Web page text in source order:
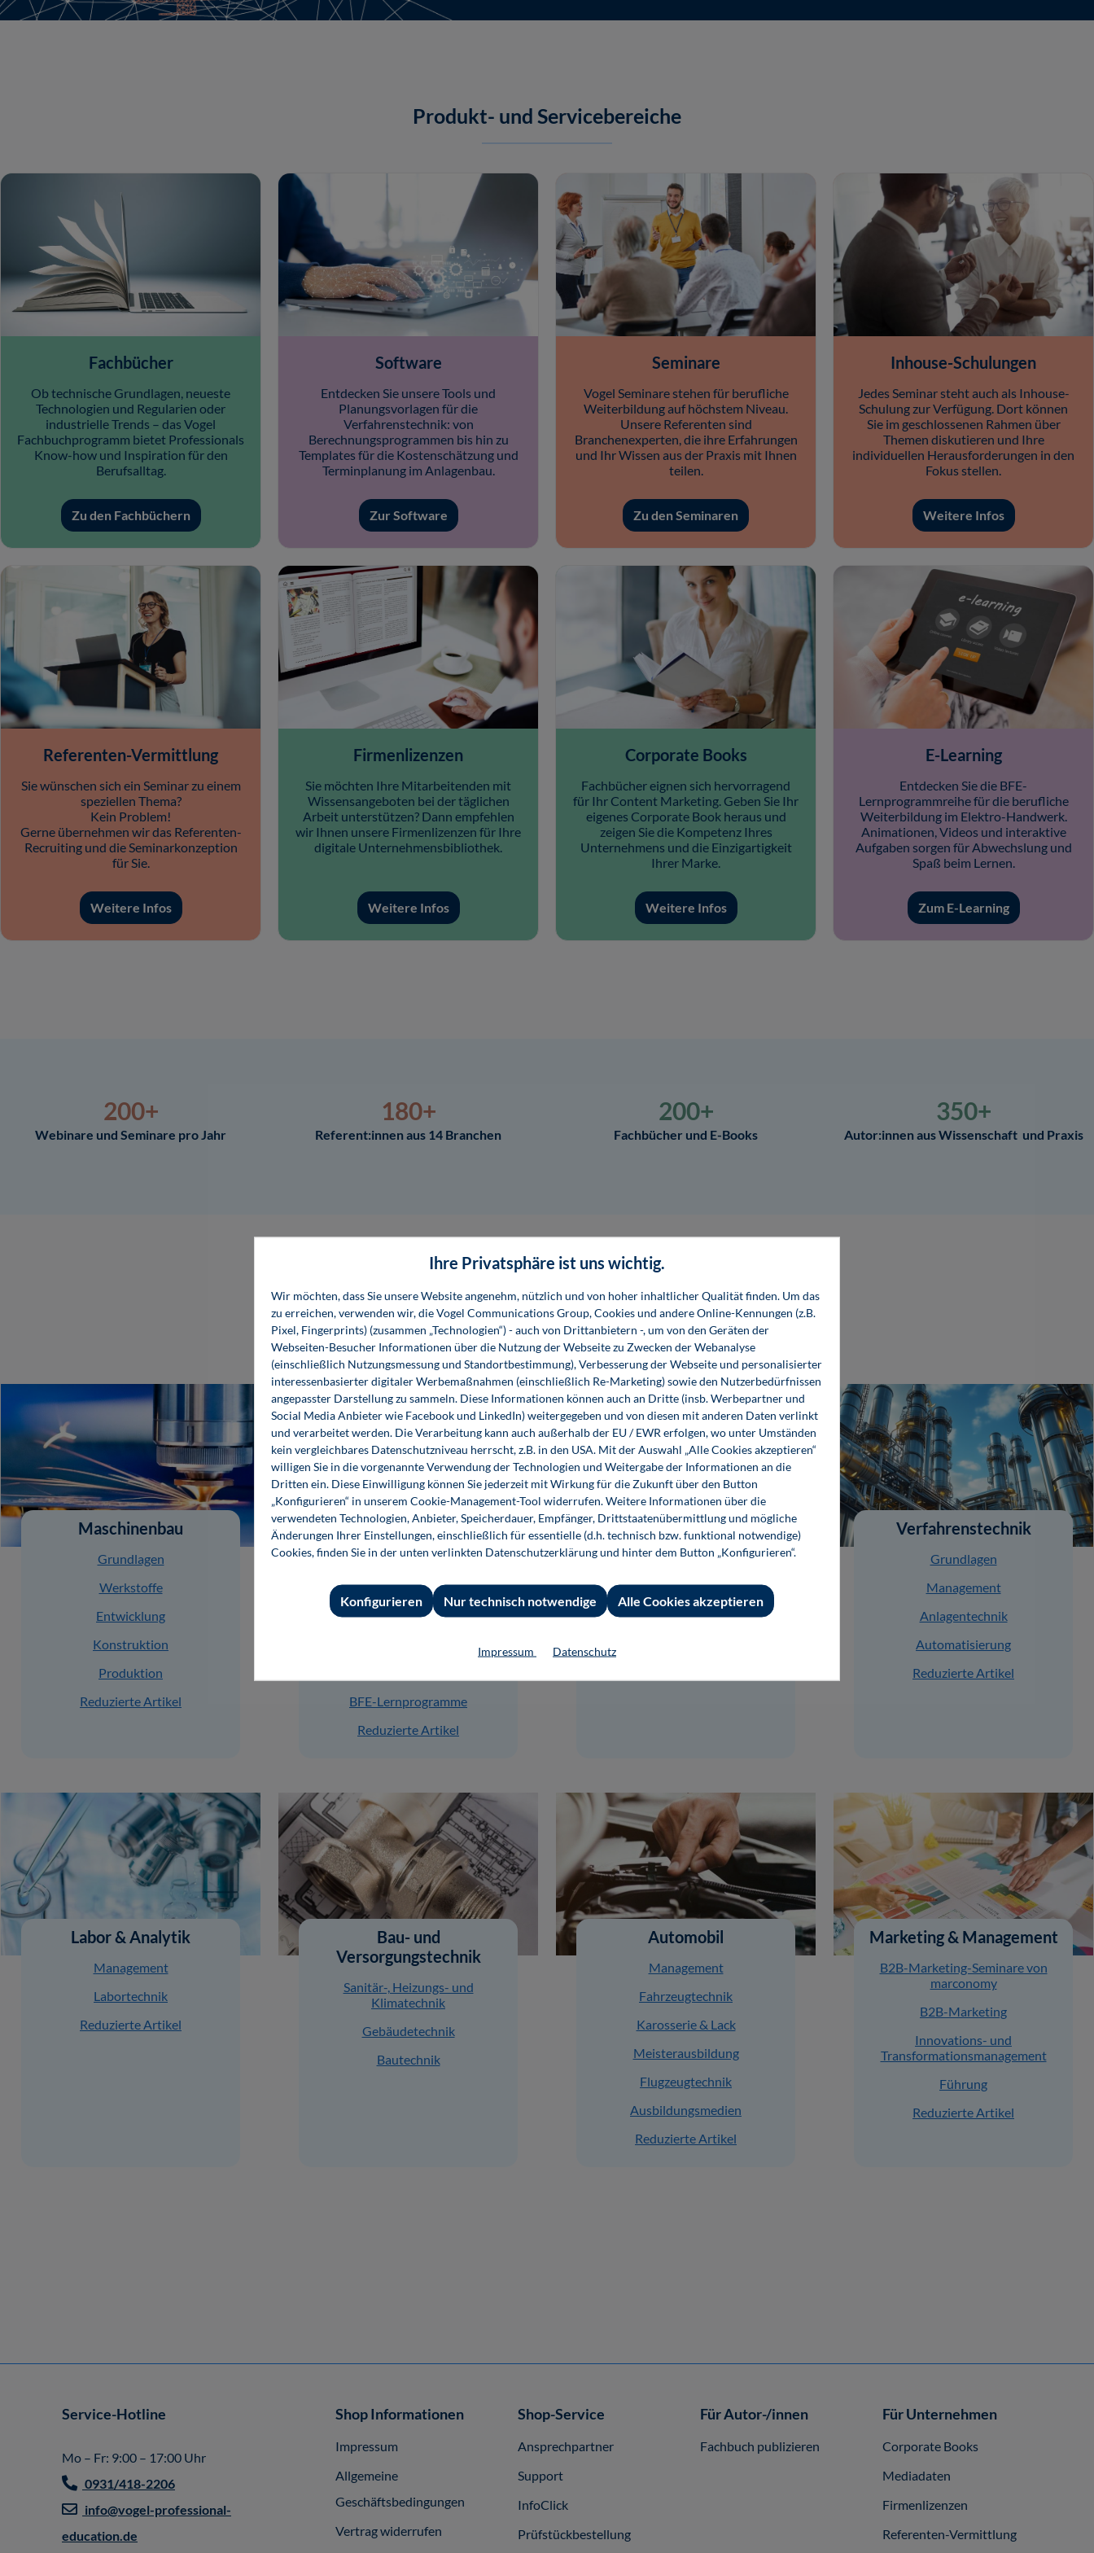
Produkt- und Servicebereiche
Fachbücher
Ob technische Grundlagen, neueste
Technologien und Regularien oder
industrielle Trends – das Vogel
Fachbuchprogramm bietet Professionals
Know-how und Inspiration für den
Berufsalltag.
Zu den Fachbüchern
Software
Entdecken Sie unsere Tools und
Planungsvorlagen für die
Verfahrenstechnik: von
Berechnungsprogrammen bis hin zu
Templates für die Kostenschätzung und
Terminplanung im Anlagenbau.
Zur Software
Seminare
Vogel Seminare stehen für berufliche
Weiterbildung auf höchstem Niveau.
Unsere Referenten sind
Branchenexperten, die ihre Erfahrungen
und Ihr Wissen aus der Praxis mit Ihnen
teilen.
Zu den Seminaren
Inhouse-Schulungen
Jedes Seminar steht auch als Inhouse-
Schulung zur Verfügung. Dort können
Sie im geschlossenen Rahmen über
Themen diskutieren und Ihre
individuellen Herausforderungen in den
Fokus stellen.
Weitere Infos
Referenten-Vermittlung
Sie wünschen sich ein Seminar zu einem
speziellen Thema?
Kein Problem!
Gerne übernehmen wir das Referenten-
Recruiting und die Seminarkonzeption
für Sie.
Weitere Infos
Firmenlizenzen
Sie möchten Ihre Mitarbeitenden mit
Wissensangeboten bei der täglichen
Arbeit unterstützen? Dann empfehlen
wir Ihnen unsere Firmenlizenzen für Ihre
digitale Unternehmensbibliothek.
Weitere Infos
Corporate Books
Fachbücher eignen sich hervorragend
für Ihr Content Marketing. Geben Sie Ihr
eigenes Corporate Book heraus und
zeigen Sie die Kompetenz Ihres
Unternehmens und die Einzigartigkeit
Ihrer Marke.
Weitere Infos
E-Learning
Entdecken Sie die BFE-
Lernprogrammreihe für die berufliche
Weiterbildung im Elektro-Handwerk.
Animationen, Videos und interaktive
Aufgaben sorgen für Abwechslung und
Spaß beim Lernen.
Zum E-Learning
200+
Webinare und Seminare pro Jahr
180+
Referent:innen aus 14 Branchen
200+
Fachbücher und E-Books
350+
Autor:innen aus Wissenschaft ­ und Praxis
Themen
Maschinenbau
Grundlagen
Werkstoffe
Entwicklung
Konstruktion
Produktion
Reduzierte Artikel
Elektrotechnik
Grundlagen
Automatisierung
Antriebstechnik
BFE-Lernprogramme
Reduzierte Artikel
Elektronik
Grundlagen
Management
Softwareentwicklung
Verfahrenstechnik
Grundlagen
Management
Anlagentechnik
Automatisierung
Reduzierte Artikel
Labor & Analytik
Management
Labortechnik
Reduzierte Artikel
Bau- und
Versorgungstechnik
Sanitär-, Heizungs- und
Klimatechnik
Gebäudetechnik
Bautechnik
Automobil
Management
Fahrzeugtechnik
Karosserie & Lack
Meisterausbildung
Flugzeugtechnik
Ausbildungsmedien
Reduzierte Artikel
Marketing & Management
B2B-Marketing-Seminare von
marconomy
B2B-Marketing
Innovations- und
Transformationsmanagement
Führung
Reduzierte Artikel
Service-Hotline
Mo – Fr: 9:00 – 17:00 Uhr
0931/418-2206
info@vogel-professional-
education.de
Shop Informationen
Impressum
Allgemeine
Geschäftsbedingungen
Vertrag widerrufen
Shop-Service
Ansprechpartner
Support
InfoClick
Prüfstückbestellung
Für Autor-/innen
Fachbuch publizieren
Für Unternehmen
Corporate Books
Mediadaten
Firmenlizenzen
Referenten-Vermittlung
Ihre Privatsphäre ist uns wichtig.
Wir möchten, dass Sie unsere Website angenehm, nützlich und von hoher inhaltlicher Qualität finden. Um das
zu erreichen, verwenden wir, die Vogel Communications Group, Cookies und andere Online-Kennungen (z.B.
Pixel, Fingerprints) (zusammen „Technologien“) - auch von Drittanbietern -, um von den Geräten der
Webseiten-Besucher Informationen über die Nutzung der Webseite zu Zwecken der Webanalyse
(einschließlich Nutzungsmessung und Standortbestimmung), Verbesserung der Webseite und personalisierter
interessenbasierter digitaler Werbemaßnahmen (einschließlich Re-Marketing) sowie den Nutzerbedürfnissen
angepasster Darstellung zu sammeln. Diese Informationen können auch an Dritte (insb. Werbepartner und
Social Media Anbieter wie Facebook und LinkedIn) weitergegeben und von diesen mit anderen Daten verlinkt
und verarbeitet werden. Die Verarbeitung kann auch außerhalb der EU / EWR erfolgen, wo unter Umständen
kein vergleichbares Datenschutzniveau herrscht, z.B. in den USA. Mit der Auswahl „Alle Cookies akzeptieren“
willigen Sie in die vorgenannte Verwendung der Technologien und Weitergabe der Informationen an die
Dritten ein. Diese Einwilligung können Sie jederzeit mit Wirkung für die Zukunft über den Button
„Konfigurieren“ in unserem Cookie-Management-Tool widerrufen. Weitere Informationen über die
verwendeten Technologien, Anbieter, Speicherdauer, Empfänger, Drittstaatenübermittlung und mögliche
Änderungen Ihrer Einstellungen, einschließlich für essentielle (d.h. technisch bzw. funktional notwendige)
Cookies, finden Sie in der unten verlinkten Datenschutzerklärung und hinter dem Button „Konfigurieren“.
Nur technisch notwendige
Konfigurieren Alle Cookies akzeptieren
Impressum Datenschutz